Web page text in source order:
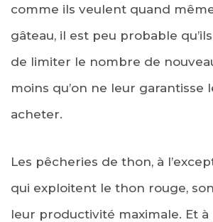
comme ils veulent quand
gâteau, il est peu probable
de limiter le nombre de
moins qu’on ne leur garantisse
acheter.
Les pêcheries de thon, à
qui exploitent le thon rouge,
leur productivité maximale. Et à